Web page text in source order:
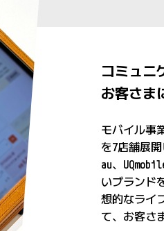
コミュニ
お客さま
モバイル事
を7店舗展開
au、
いブランド
想的なライ
て、お客さ